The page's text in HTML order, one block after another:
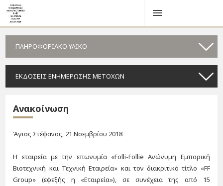
ΠΛΗΡΟΦΟΡΙΑΚΟ ΥΛΙΚΟ
ΕΚΔΟΣΕΙΣ ΕΝΗΜΕΡΩΣΗΣ ΜΕΤΟΧΩΝ
Ανακοίνωση
Άγιος Στέφανος, 21 Νοεμβρίου 2018
Η εταιρεία με την επωνυμία «Folli-Follie Ανώνυμη Εμπορική
Βιοτεχνική και Τεχνική Εταιρεία» και τον διακριτικό τίτλο «FF
Group» (εφεξής η «Εταιρεία»), σε συνέχεια της από 15